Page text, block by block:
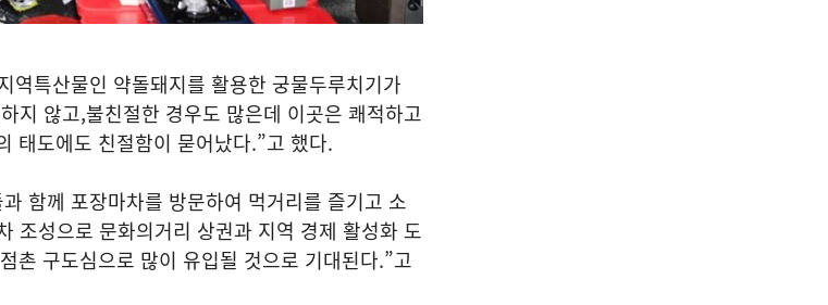
역특산물인 약돌돼지를 활용한 궁물두루치기가
지 않고,불친절한 경우도 많은데 이곳은 쾌적하고
태도에도 친절함이 묻어났다.”고 했다.
함께 포장마차를 방문하여 먹거리를 즐기고 소
조성으로 문화의거리 상권과 지역 경제 활성화 도
촌 구도심으로 많이 유입될 것으로 기대된다.”고